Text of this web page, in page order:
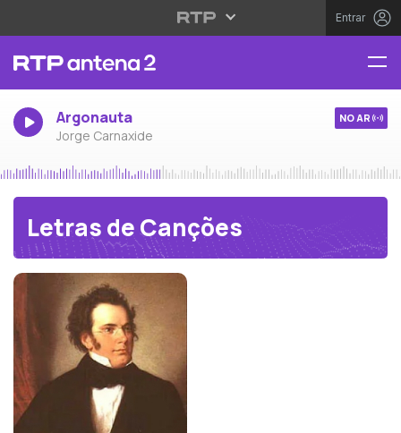
Entrar
Argonauta
Jorge Carnaxide
NO AR
Letras de Canções